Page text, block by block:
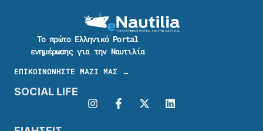
Το πρώτο Ελληνικό Portal
ενημέρωσης για την Ναυτιλία
ΕΠΙΚΟΙΝΩΝΗΣΤΕ ΜΑΖΙ ΜΑΣ →
SOCIAL LIFE